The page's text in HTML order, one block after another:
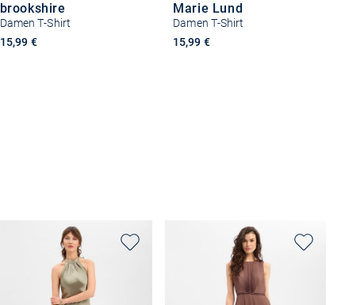
brookshire
Damen T-Shirt
15,99 €
Marie Lund
Damen T-Shirt
15,99 €